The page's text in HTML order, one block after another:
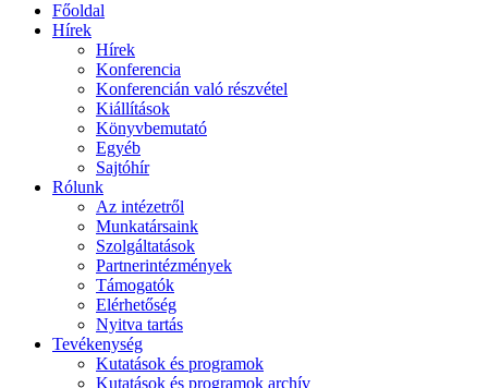
Főoldal
Hírek
Hírek
Konferencia
Konferencián való részvétel
Kiállítások
Könyvbemutató
Egyéb
Sajtóhír
Rólunk
Az intézetről
Munkatársaink
Szolgáltatások
Partnerintézmények
Támogatók
Elérhetőség
Nyitva tartás
Tevékenység
Kutatások és programok
Kutatások és programok archív